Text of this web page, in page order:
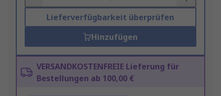
Lieferverfügbarkeit überprüfen
Hinzufügen
VERSANDKOSTENFREIE Lieferung für
Bestellungen ab 100,00 €